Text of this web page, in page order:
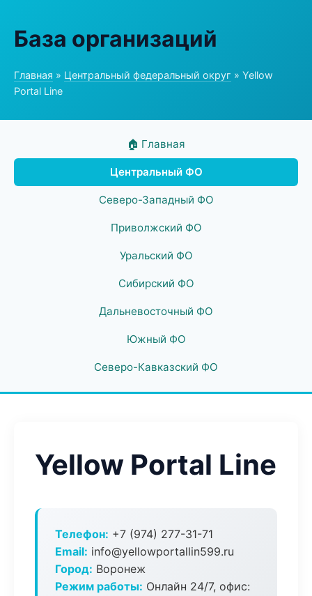
База организаций
Главная » Центральный федеральный округ » Yellow
Portal Line
🏠 Главная
Центральный ФО
Северо-Западный ФО
Приволжский ФО
Уральский ФО
Сибирский ФО
Дальневосточный ФО
Южный ФО
Северо-Кавказский ФО
Yellow Portal Line
Телефон: +7 (974) 277-31-71
Email: info@yellowportallin599.ru
Город: Воронеж
Режим работы: Онлайн 24/7, офис: